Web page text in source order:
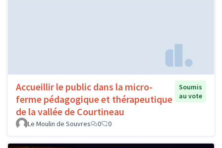
Accueillir le public dans la micro-
ferme pédagogique et thérapeutique
de la vallée de Courtineau
Soumis
au vote
Le Moulin de Souvres 0 0